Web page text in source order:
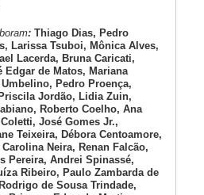
: Thiago Dias, Pedro
Larissa Tsuboi, Mônica Alves,
Lacerda, Bruna Caricati,
Edgar de Matos, Mariana
Pedro Proença,
Jordão, Lidia Zuin,
Roberto Coelho, Ana
José Gomes Jr.,
Teixeira, Débora Centoamore,
Neira, Renan Falcão,
Pereira, Andrei Spinassé,
Ribeiro, Paulo Zambarda de
de Sousa Trindade,